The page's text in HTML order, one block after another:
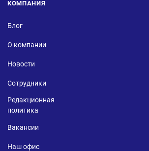
КОМПАНИЯ
Блог
О компании
Новости
Сотрудники
Редакционная
политика
Вакансии
Наш офис